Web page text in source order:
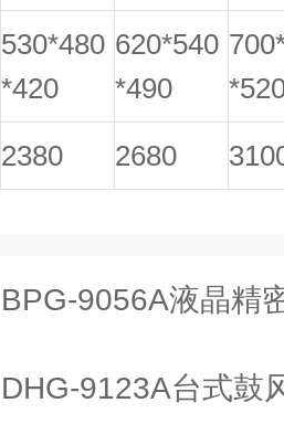
530*480
*420
620*540
*490
2380 2680
BPG-9056A液晶精
DHG-9123A台式鼓